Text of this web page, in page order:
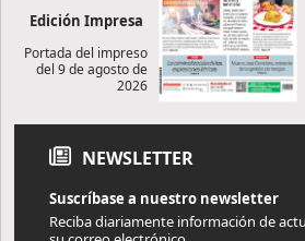
Edición Impresa
Portada del impreso
del 9 de agosto de
2026
NEWSLETTER
Suscríbase a nuestro newsletter
Reciba diariamente información de